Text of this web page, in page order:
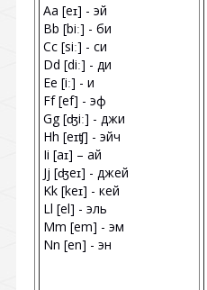
Aa [eɪ] - эй
Bb [biː] - би
Cc [siː] - си
Dd [diː] - ди
Ee [iː] - и
Ff [ef] - эф
Gg [ʤiː] - джи
Hh [eɪʧ] - эйч
Ii [aɪ] – ай
Jj [ʤeɪ] - джей
Kk [keɪ] - кей
Ll [el] - эль
Mm [em] - эм
Nn [en] - эн